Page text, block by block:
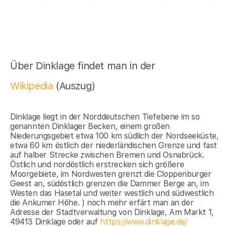
Über Dinklage findet man in der
Wikipedia (Auszug)
Dinklage liegt in der Norddeutschen Tiefebene im so
genannten Dinklager Becken, einem großen
Niederungsgebiet etwa 100 km südlich der Nordseeküste,
etwa 60 km östlich der niederländischen Grenze und fast
auf halber Strecke zwischen Bremen und Osnabrück.
Östlich und nordöstlich erstrecken sich größere
Moorgebiete, im Nordwesten grenzt die Cloppenburger
Geest an, südöstlich grenzen die Dammer Berge an, im
Westen das Hasetal und weiter westlich und südwestlich
die Ankumer Höhe. ) noch mehr erfärt man an der
Adresse der Stadtverwaltung von Dinklage, Am Markt 1,
49413 Dinklage oder auf https://www.dinklage.de/